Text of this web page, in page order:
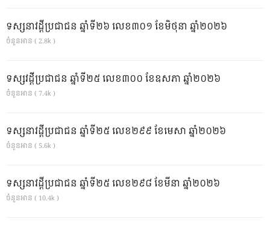
ទស្សនាវដ្ដីប្រជាជន ឆ្នាំទី២៦ លេខ៣០១ ខែមិថុនា ឆ្នាំ២០២៦
ចំនួនអាន ( 2.8k )
ទស្សវដ្តីប្រជាជន ឆ្នាំទី២៥ លេខ៣០០ ខែឧសភា ឆ្នាំ២០២៦
ចំនួនអាន ( 7.4k )
ទស្សនាវដ្ដីប្រជាជន ឆ្នាំទី២៥ លេខ២៩៩ ខែមេសា ឆ្នាំ២០២៦
ចំនួនអាន ( 5.6k )
ទស្សនាវដ្ដីប្រជាជន ឆ្នាំទី២៥ លេខ២៩៨ ខែមីនា ឆ្នាំ២០២៦
ចំនួនអាន ( 10.4k )